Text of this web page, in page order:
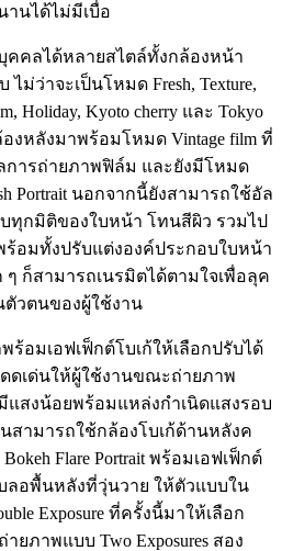
นได้ไม่มีเบื่อ
คคลได้หลายสไตล์ทั้งกล้องหน้า
ม่ว่าจะเป็นโหมด Fresh, Texture,
Holiday, Kyoto cherry และ Tokyo
หลังมาพร้อมโหมด Vintage film ที่
การถ่ายภาพฟิล์ม และยังมีโหมด
Portrait นอกจากนี้ยังสามารถใช้อัล
บทุกมิติของใบหน้า โทนสีผิว รวมไป
ร้อมทั้งปรับแต่งองค์ประกอบใบหน้า
ๆ ก็สามารถเนรมิตได้ตามใจเพื่อลุค
วตนของผู้ใช้งาน
อมเอฟเฟ็กต์โบเก้ให้เลือกปรับได้
ดเด่นให้ผู้ใช้งานขณะถ่ายภาพ
สงน้อยพร้อมแหล่งกำเนิดแสงรอบ
นสามารถใช้กล้องโบเก้ด้านหลังค
Flare Portrait พร้อมเอฟเฟ็กต์
ลอพื้นหลังที่วุ่นวาย ให้ตัวแบบใน
Exposure ที่ครั้งนี้มาให้เลือก
ยภาพแบบ Two Exposures สอง